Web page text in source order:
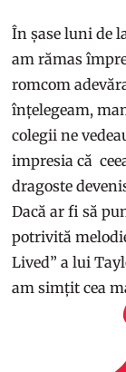
În șase luni de
am rămas
romcom
înțelegeam,
colegii ne
impresia că
dragoste
Dacă ar fi să
potrivită
Lived” a lui
am simțit cea